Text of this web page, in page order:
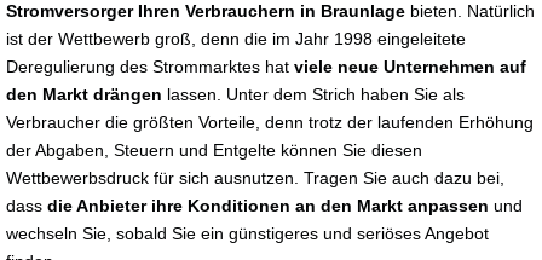
Stromversorger Ihren Verbrauchern in Braunlage bieten. Natürlich
ist der Wettbewerb groß, denn die im Jahr 1998 eingeleitete
Deregulierung des Strommarktes hat viele neue Unternehmen auf
den Markt drängen lassen. Unter dem Strich haben Sie als
Verbraucher die größten Vorteile, denn trotz der laufenden Erhöhung
der Abgaben, Steuern und Entgelte können Sie diesen
Wettbewerbsdruck für sich ausnutzen. Tragen Sie auch dazu bei,
dass die Anbieter ihre Konditionen an den Markt anpassen und
wechseln Sie, sobald Sie ein günstigeres und seriöses Angebot